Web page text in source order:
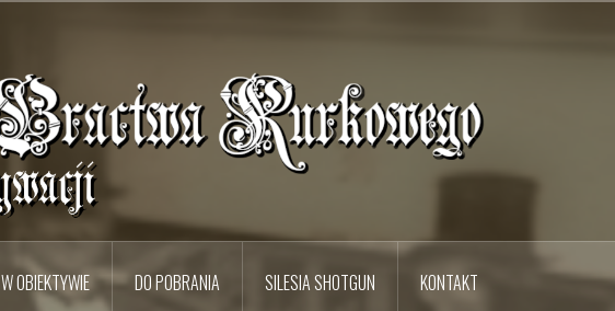
W OBIEKTYWIE DO POBRANIA SILESIA SHOTGUN KONTAKT